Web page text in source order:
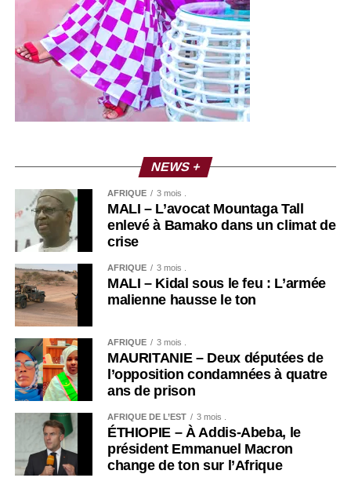
NEWS +
AFRIQUE 3 mois .
MALI – L’avocat Mountaga Tall
enlevé à Bamako dans un climat de
crise
AFRIQUE 3 mois .
MALI – Kidal sous le feu : L’armée
malienne hausse le ton
AFRIQUE 3 mois .
MAURITANIE – Deux députées de
l’opposition condamnées à quatre
ans de prison
AFRIQUE DE L’EST 3 mois .
ÉTHIOPIE – À Addis-Abeba, le
président Emmanuel Macron
change de ton sur l’Afrique